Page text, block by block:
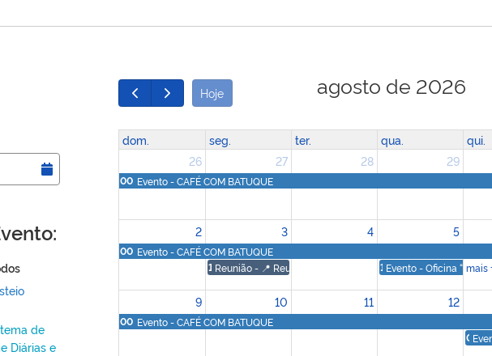
de
Diárias e
Hoje agosto de 2026
dom. seg. ter. qua. qui.
26
00 Evento - CAFÉ COM BATUQUE
27 28 29
2
00 Evento - CAFÉ COM BATUQUE
3
10Reunião - 📍 Reunião Geral do Ministério da Igualdade Racial
4 5
11Evento - Oficina mais
9
00 Evento - CAFÉ COM BATUQUE
10 11 12
09